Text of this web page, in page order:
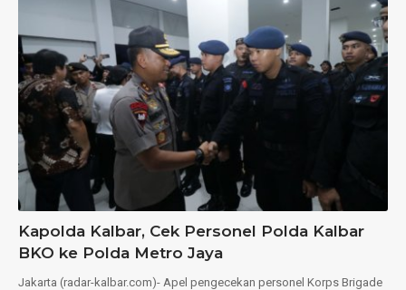
Kapolda Kalbar, Cek Personel Polda Kalbar
BKO ke Polda Metro Jaya
Jakarta (radar-kalbar.com)- Apel pengecekan personel Korps Brigade